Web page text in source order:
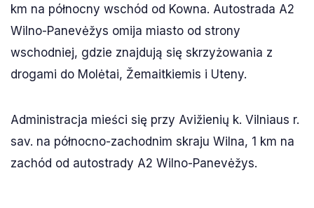
km na północny wschód od Kowna. Autostrada A2
Wilno-Panevėžys omija miasto od strony
wschodniej, gdzie znajdują się skrzyżowania z
drogami do Molėtai, Žemaitkiemis i Uteny.
Administracja mieści się przy Avižienių k. Vilniaus r.
sav. na północno-zachodnim skraju Wilna, 1 km na
zachód od autostrady A2 Wilno-Panevėžys.